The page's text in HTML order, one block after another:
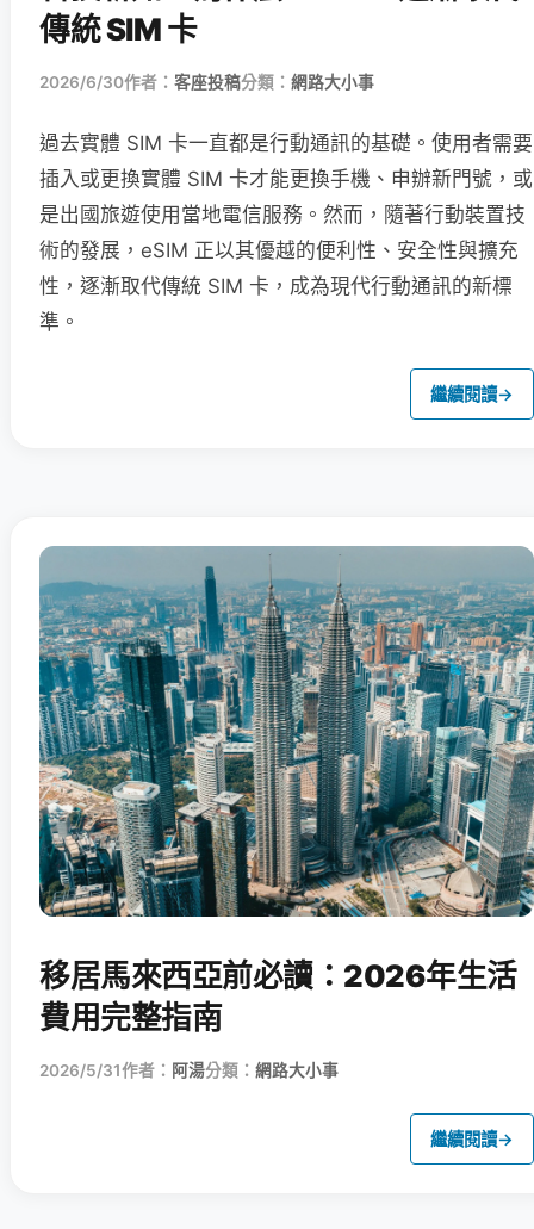
傳統 SIM 卡
2026/6/30作者： 客座投稿分類： 網路大小事
過去實體 SIM 卡一直都是行動通訊的基礎。使用者需要
插入或更換實體 SIM 卡才能更換手機、申辦新門號，或
是出國旅遊使用當地電信服務。然而，隨著行動裝置技
術的發展，eSIM 正以其優越的便利性、安全性與擴充
性，逐漸取代傳統 SIM 卡，成為現代行動通訊的新標
準。
繼續閱讀→
移居馬來西亞前必讀：2026年生活
費用完整指南
2026/5/31作者： 阿湯分類： 網路大小事
繼續閱讀→